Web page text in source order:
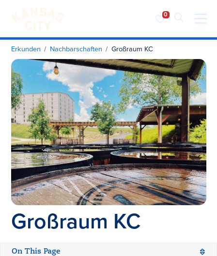
Besuchen Sie KC
Zum Inhalt springen
Erkunden Nachbarschaften Großraum KC
Großraum KC
On This Page